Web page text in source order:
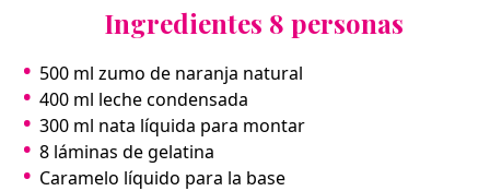
Ingredientes 8 personas
500 ml zumo de naranja natural
400 ml leche condensada⁣
300 ml nata líquida para montar⁣
8 láminas de gelatina⁣
Caramelo líquido para la base